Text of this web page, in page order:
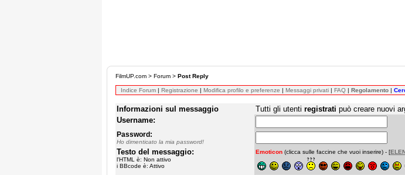
FilmUP.com > Forum > Post Reply
Indice Forum | Registrazione | Modifica profilo e preferenze | Messaggi privati | FAQ | Regolamento |
Informazioni sul messaggio Tutti gli utenti registrati può creare nuovi
Username:
Password:
Ho dimenticato la mia password!
Testo del messaggio:
l'HTML è: Non attivo
i BBcode è: Attivo
Emoticon (clicca sulle faccine che vuoi inserire) - [